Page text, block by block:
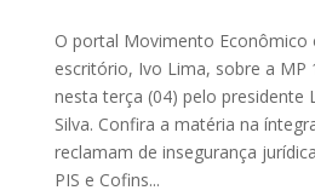
O portal Movimento Econômico
escritório, Ivo Lima, sobre a MP
nesta terça (04) pelo presidente
Silva. Confira a matéria na
reclamam de insegurança
PIS e Cofins...